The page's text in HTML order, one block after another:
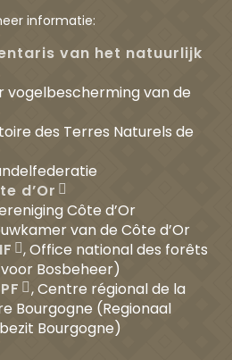
informatie:
van het natuurlijk
vogelbescherming van de
des Terres Naturels de
d’Or
Côte d’Or
van de Côte d’Or
, Office national des forêts
Bosbeheer)
, Centre régional de la
Bourgogne (Regionaal
Bourgogne)